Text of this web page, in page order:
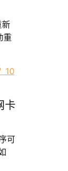
重
10
卡
可